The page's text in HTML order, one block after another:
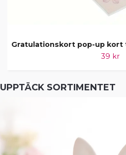
UPPTÄCK SORTIMENTET
Gratulationskort pop-up kort
39 kr